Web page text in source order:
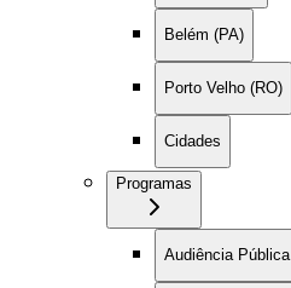
Belém (PA)
Porto Velho (RO)
Cidades
Programas
Audiência Pública